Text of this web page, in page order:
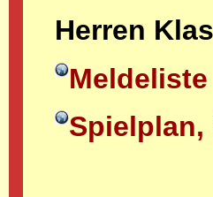
Herren
Meldeliste
Spielplan,